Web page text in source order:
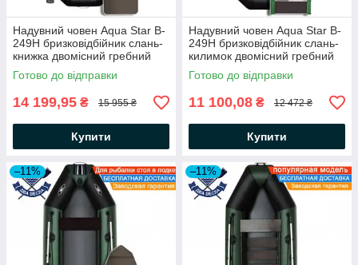
Надувний човен Aqua Star B-
249Н бризковідбійник слань-
книжка двомісний гребний
човен АкваСтар + комплект д/
якоря на носі, балон 35
Готово до відправки
14 199,95 ₴ 15 955 ₴
Купити
Надувний човен Aqua Star B-
249Н бризковідбійник слань-
килимок двомісний гребний
човен АкваСтар +комплект д/
якоря на носі, балон 35
Готово до відправки
11 100,08 ₴ 12 472 ₴
Купити
–11% –11%